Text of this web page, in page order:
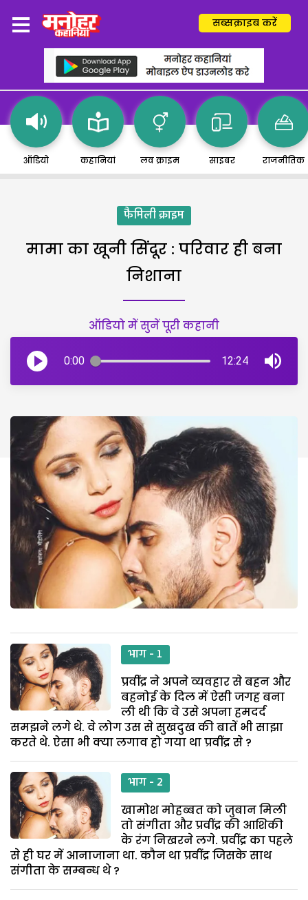
सब्सक्राइब करें
ऑडियो कहानियां लव क्राइम साइबर राजनीतिक
फैमिली क्राइम
मामा का खूनी सिंदूर : परिवार ही बना
निशाना
ऑडियो में सुनें पूरी कहानी
0:00 12:24
भाग - 1
प्रवींद्र ने अपने व्यवहार से बहन और
बहनोई के दिल में ऐसी जगह बना
ली थी कि वे उसे अपना हमदर्द
समझने लगे थे. वे लोग उस से सुखदुख की बातें भी साझा
करते थे. ऐसा भी क्या लगाव हो गया था प्रवींद्र से ?
भाग - 2
खामोश मोहब्बत को जुबान मिली
तो संगीता और प्रवींद्र की आशिकी
के रंग निखरने लगे. प्रवींद्र का पहले
से ही घर में आनाजाना था. कौन था प्रवींद्र जिसके साथ
संगीता के सम्बन्ध थे ?